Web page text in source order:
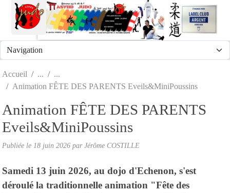
Accueil
Animation FÊTE DES PARENTS Eveils&MiniPoussins
Animation FÊTE DES PARENTS
Eveils&MiniPoussins
Publiée le 18 juin 2026 parJérôme COSTILLE
Samedi 13 juin 2026, au dojo d'Echenon, s'est
déroulé la traditionnelle animation "Fête des
Panneau de gestion des cookies